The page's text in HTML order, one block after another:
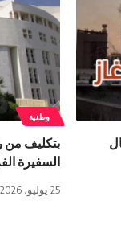
وطنية
بتكليف من
السفيرة
25 يوليو، 2026